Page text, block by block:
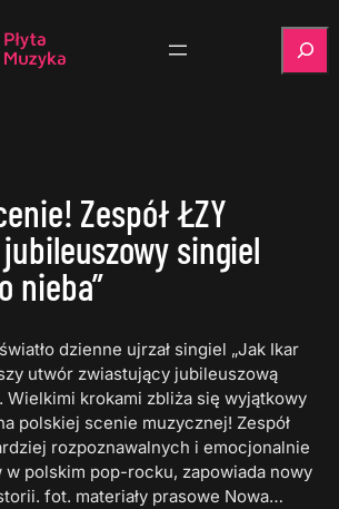
Zespół ŁZY
singiel
nieba”
dzienne ujrzał singiel „Jak Ikar
utwór zwiastujący jubileuszową
Wielkimi krokami zbliża się wyjątkowy
polskiej scenie muzycznej! Zespół
rozpoznawalnych i emocjonalnie
w polskim pop-rocku, zapowiada nowy
fot. materiały prasowe Nowa…